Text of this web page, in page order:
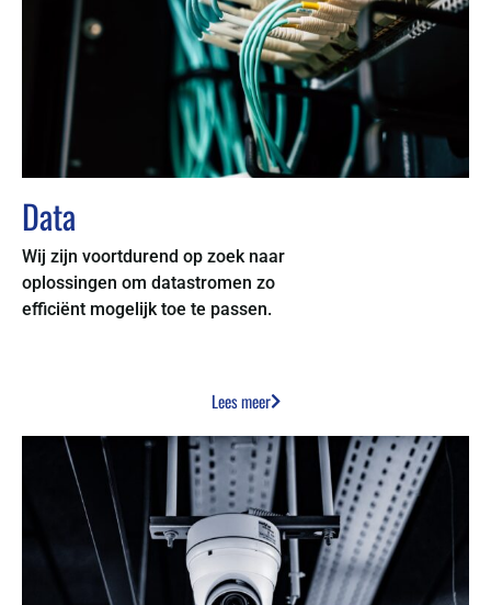
Data
Wij zijn voortdurend op zoek naar
oplossingen om datastromen zo
efficiënt mogelijk toe te passen.
Lees meer